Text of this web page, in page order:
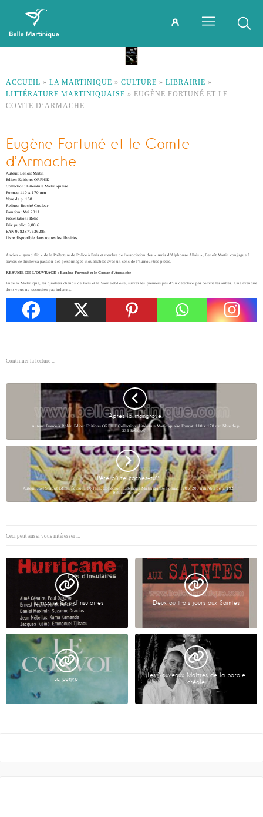
ACCUEIL » LA MARTINIQUE » CULTURE » LIBRAIRIE »
LITTÉRATURE MARTINIQUAISE » EUGÈNE FORTUNÉ ET LE
COMTE D’ARMACHE
Eugène Fortuné et le Comte
d’Armache
Auteur: Benoit Martin
Éditer: Éditions ORPHIE
Collection: Littérature Martiniquaise
Format: 110 x 170 mm
Nbre de p. 168
Reliure: Broché Couleur
Parution: Mai 2011
Présentation: Relié
Prix public: 9,00 €
EAN 9782877636285
Livre disponible dans toutes les librairies.
Ancien « grand flic » de la Préfecture de Police à Paris et membre de l’association des « Amis d’Alphonse Allais », Benoît Martin conjugue à
travers ce thriller sa passion des personnages inoubliables avec un sens de l’humour très précis.
RÉSUMÉ DE L’OUVRAGE : Eugène Fortuné et le Comte d’Armache
Entre la Martinique, les quartiers chauds de Paris et la Saône-et-Loire, suivez les premiers pas d’un détective pas comme les autres. Une aventure
dont vous ne ressortirez pas indemne.
Continuer la lecture ...
Après la mangrove
Auteur: Francois Robin Éditer: Éditions ORPHIE Collection: Littérature Martiniquaise Format: 110 x 170 mm Nbre de p.
336 Reliure:…
Père où te caches-tu?
Auteur: Joel Sandot Éditer: Éditions ORPHIE Collection: Littérature Martiniquaise Format: 120 x 200 mm Nbre de p. 192
Reliure: Broché…
Ceci peut aussi vous intéresser ...
Hurricane Cris d’Insulaires Deux ou trois jours aux Saintes
Le convoi
Les Nouveaux Maîtres de la parole
créole